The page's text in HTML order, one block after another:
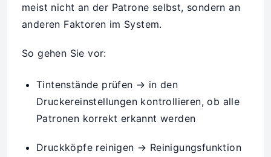
meist nicht an der Patrone selbst, sondern an
anderen Faktoren im System.
So gehen Sie vor:
Tintenstände prüfen → in den
Druckereinstellungen kontrollieren, ob alle
Patronen korrekt erkannt werden
Druckköpfe reinigen → Reinigungsfunktion